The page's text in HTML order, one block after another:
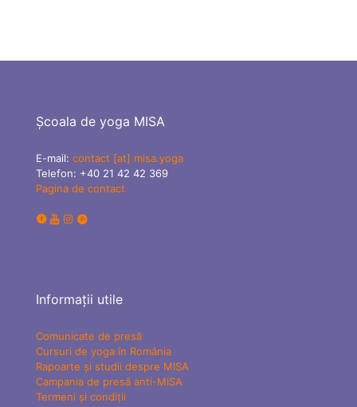
Școala de yoga MISA
E-mail: contact [at] misa.yoga
Telefon: +40 21 42 42 369
Pagina de contact
Informații utile
Comunicate de presă
Cursuri de yoga în România
Rapoarte și studii despre MISA
Campania de presă anti-MISA
Termeni și condiții